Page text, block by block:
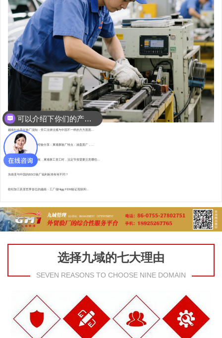
越南社会责任验厂须知：劳工法律法规与中国不一样的方方面面...
东南亚资深验厂顾问的经验分享：柬埔寨验厂特点 : 涵盖面广，...
直赴柬埔寨，为验厂护航，柬埔寨工资工时，法定节假需要注意哪些...
东南亚与中国的BSCI验厂福利标准有何不同？
纺织加工跃居世界首位的越南：工厂做Higg FEM验证现状和...
选择九域的七大理由
SEVEN REASONS TO CHOOSE NINE DOMAIN
可以介绍下你们的产品么？
你们是怎么收费的呢？